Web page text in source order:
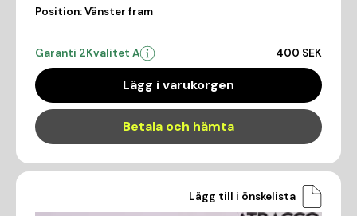
Position:Vänster fram
Garanti 2Kvalitet A 400 SEK
Lägg i varukorgen
Betala och hämta
Lägg till i önskelista